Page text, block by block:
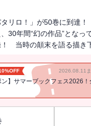
リロ！」が50巻に到達
30年間“幻の作品”となっ
！ 当時の顛末を語る描き
2026.08.11
ン】サマーブックフェス2026！